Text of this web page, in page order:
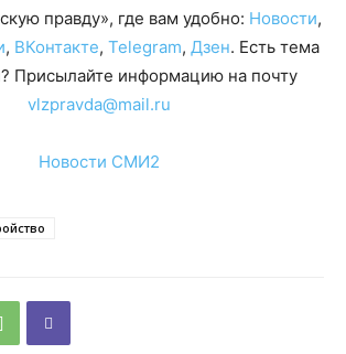
правду», где вам удобно: Новости,
, ВКонтакте, Telegram, Дзен. Есть тема
Присылайте информацию на почту
vlzpravda@mail.ru
Новости СМИ2